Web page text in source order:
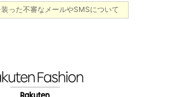
装った不審なメールやSMSについて